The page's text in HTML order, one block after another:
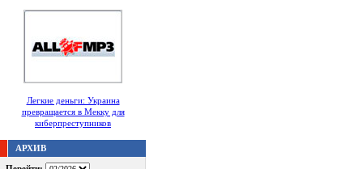
Легкие деньги: Украина
превращается в Мекку для
киберпреступников
АРХИВ